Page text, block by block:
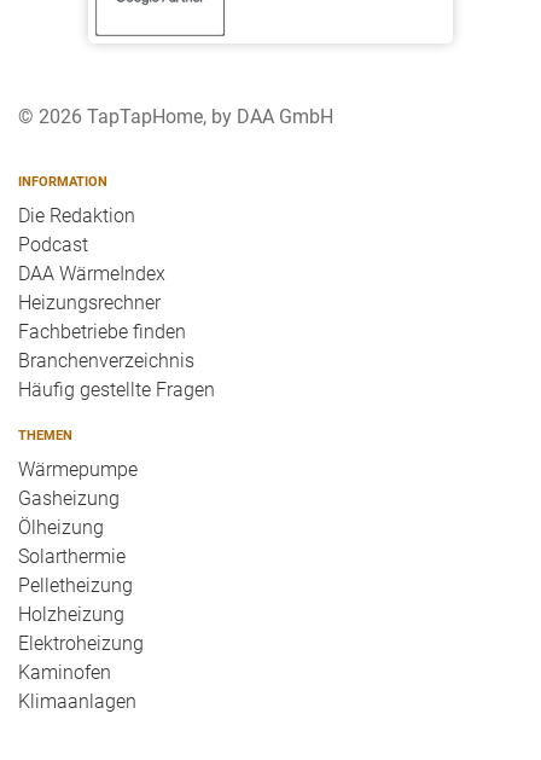
© 2026 TapTapHome, by DAA GmbH
INFORMATION
Die Redaktion
Podcast
DAA WärmeIndex
Heizungsrechner
Fachbetriebe finden
Branchenverzeichnis
Häufig gestellte Fragen
THEMEN
Wärmepumpe
Gasheizung
Ölheizung
Solarthermie
Pelletheizung
Holzheizung
Elektroheizung
Kaminofen
Klimaanlagen